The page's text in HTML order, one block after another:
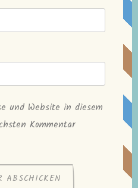
und Website in diesem
Kommentar